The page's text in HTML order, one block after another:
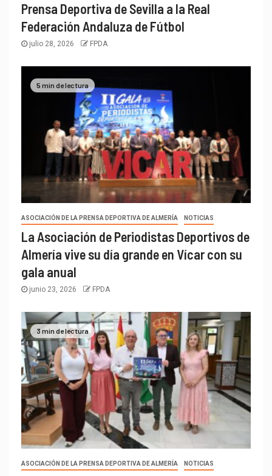
Prensa Deportiva de Sevilla a la Real
Federación Andaluza de Fútbol
julio 28, 2026 FPDA
5 min de lectura
ASOCIACIÓN DE LA PRENSA DEPORTIVA DE ALMERÍA NOTICIAS
La Asociación de Periodistas Deportivos de
Almería vive su día grande en Vícar con su
gala anual
junio 23, 2026 FPDA
3 min de lectura
ASOCIACIÓN DE LA PRENSA DEPORTIVA DE ALMERÍA NOTICIAS